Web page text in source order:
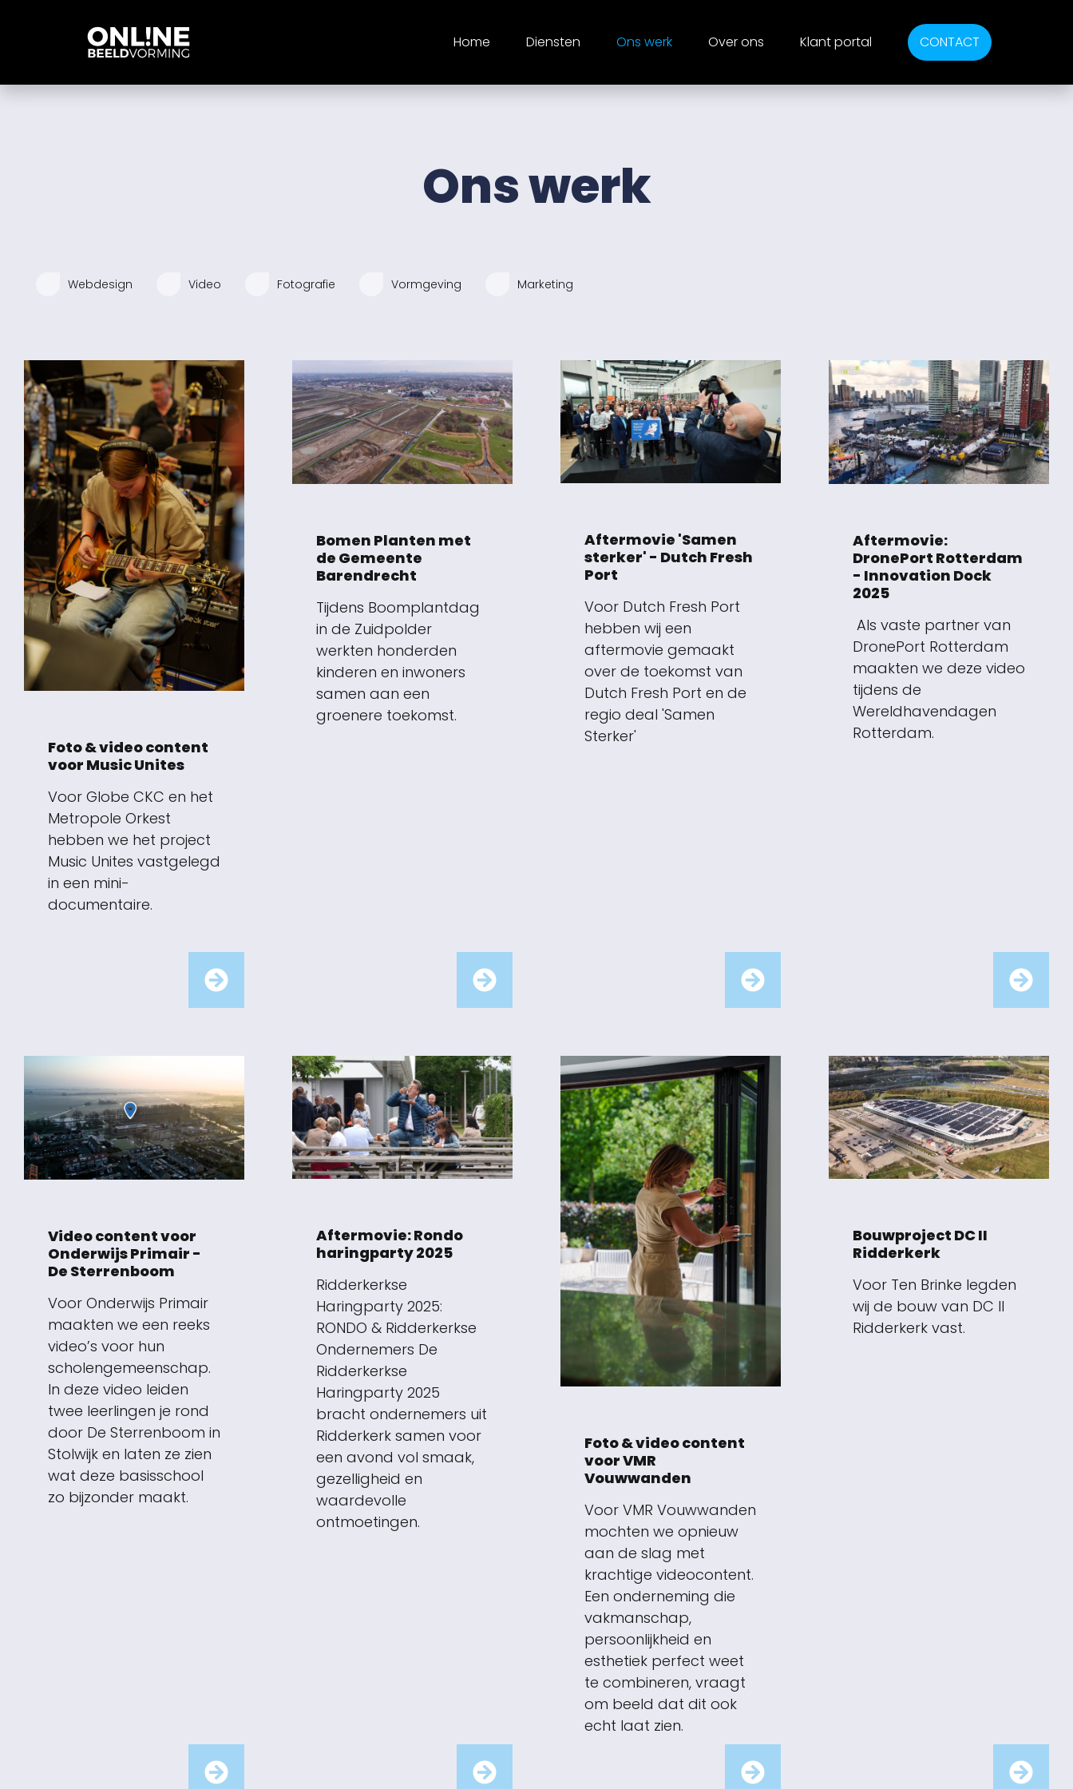
Home Diensten Ons werk Over ons Klant portal CONTACT
Ons werk
Webdesign Video Fotografie Vormgeving Marketing
Foto & video content
voor Music Unites
Voor Globe CKC en het
Metropole Orkest
hebben we het project
Music Unites vastgelegd
in een mini-
documentaire.
Bomen Planten met
de Gemeente
Barendrecht
Tijdens Boomplantdag
in de Zuidpolder
werkten honderden
kinderen en inwoners
samen aan een
groenere toekomst.
Aftermovie 'Samen
sterker' - Dutch Fresh
Port
Voor Dutch Fresh Port
hebben wij een
aftermovie gemaakt
over de toekomst van
Dutch Fresh Port en de
regio deal 'Samen
Sterker'
Aftermovie:
DronePort Rotterdam
- Innovation Dock
2025
Als vaste partner van
DronePort Rotterdam
maakten we deze video
tijdens de
Wereldhavendagen
Rotterdam.
Video content voor
Onderwijs Primair -
De Sterrenboom
Voor Onderwijs Primair
maakten we een reeks
video’s voor hun
scholengemeenschap.
In deze video leiden
twee leerlingen je rond
door De Sterrenboom in
Stolwijk en laten ze zien
wat deze basisschool
zo bijzonder maakt.
Aftermovie: Rondo
haringparty 2025
Ridderkerkse
Haringparty 2025:
RONDO & Ridderkerkse
Ondernemers De
Ridderkerkse
Haringparty 2025
bracht ondernemers uit
Ridderkerk samen voor
een avond vol smaak,
gezelligheid en
waardevolle
ontmoetingen.
Foto & video content
voor VMR
Vouwwanden
Voor VMR Vouwwanden
mochten we opnieuw
aan de slag met
krachtige videocontent.
Een onderneming die
vakmanschap,
persoonlijkheid en
esthetiek perfect weet
te combineren, vraagt
om beeld dat dit ook
echt laat zien.
Bouwproject DC II
Ridderkerk
Voor Ten Brinke legden
wij de bouw van DC II
Ridderkerk vast.